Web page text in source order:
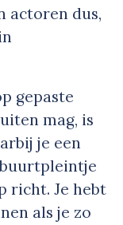
actoren dus,
gepaste
mag, is
je een
richt. Je hebt
als je zo